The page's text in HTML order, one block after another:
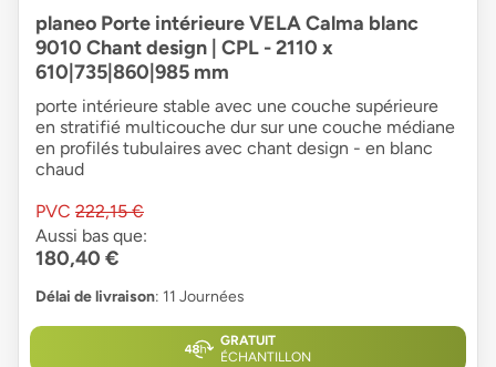
planeo Porte intérieure VELA Calma blanc
9010 Chant design | CPL - 2110 x
610|735|860|985 mm
porte intérieure stable avec une couche supérieure
en stratifié multicouche dur sur une couche médiane
en profilés tubulaires avec chant design - en blanc
chaud
PVC 222,15 €
Aussi bas que:
180,40 €
Délai de livraison: 11 Journées
GRATUIT
ÉCHANTILLON